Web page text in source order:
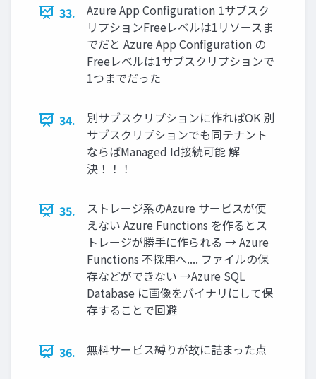
33.
Azure App Configuration 1サブスク
リプションFreeレベルは1リソースま
でだと Azure App Configuration の
Freeレベルは1サブスクリプションで
1つまでだった
34.
別サブスクリプションに作ればOK 別
サブスクリプションでも同テナント
ならばManaged Id接続可能 解
決！！！
35.
ストレージ系のAzure サービスが使
えない Azure Functions を作るとス
トレージが勝手に作られる → Azure
Functions 不採用へ.... ファイルの保
存などができない →Azure SQL
Database に画像をバイナリにして保
存することで回避
36. 無料サービス縛りが故に詰まった点